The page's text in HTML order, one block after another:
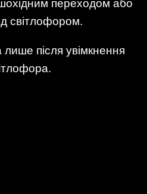
переходом або
світлофором.
після увімкнення